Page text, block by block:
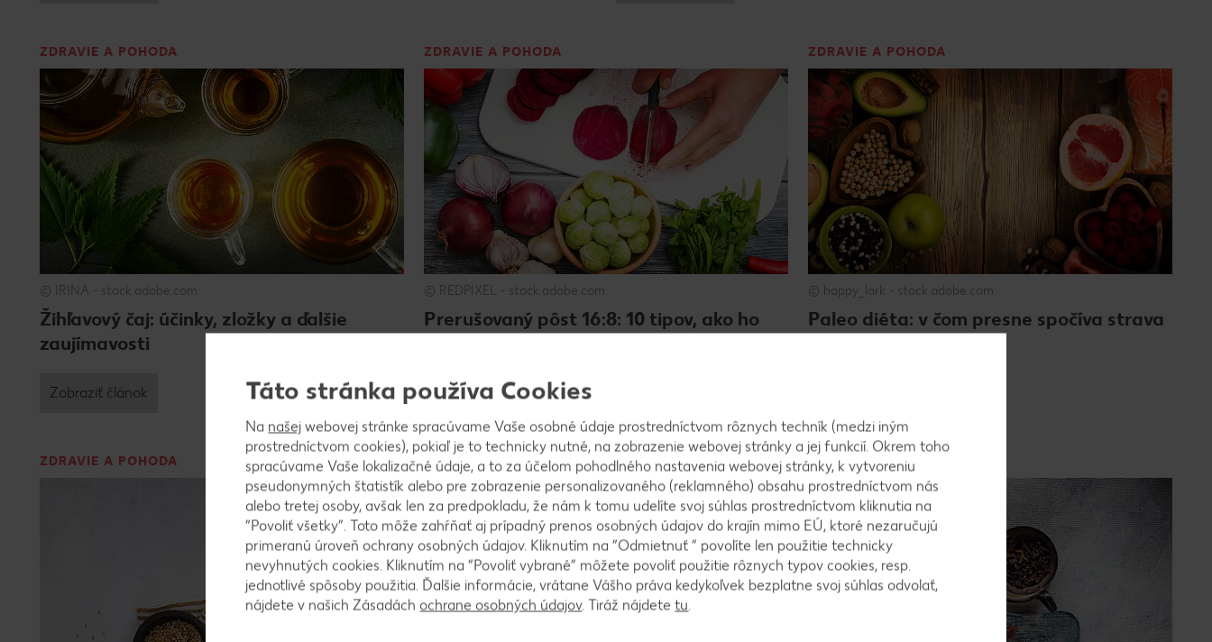
ZDRAVIE A POHODA
© IRINA - stock.adobe.com
Žihľavový čaj: účinky, zložky a ďalšie
zaujímavosti
Zobraziť článok
ZDRAVIE A POHODA
© REDPIXEL - stock.adobe.com
Prerušovaný pôst 16:8: 10 tipov, ako ho
Zobraziť článok
ZDRAVIE A POHODA
© happy_lark - stock.adobe.com
Paleo diéta: v čom presne spočíva strava
ZDRAVIE A POHODA ZDRAVIE A POHODA
Táto stránka používa Cookies
Na našej webovej stránke spracúvame Vaše osobné údaje prostredníctvom rôznych techník (medzi iným
prostredníctvom cookies), pokiaľ je to technicky nutné, na zobrazenie webovej stránky a jej funkcií. Okrem toho
spracúvame Vaše lokalizačné údaje, a to za účelom pohodlného nastavenia webovej stránky, k vytvoreniu
pseudonymných štatistík alebo pre zobrazenie personalizovaného (reklamného) obsahu prostredníctvom nás
alebo tretej osoby, avšak len za predpokladu, že nám k tomu udelíte svoj súhlas prostredníctvom kliknutia na
“Povoliť všetky”. Toto môže zahŕňať aj prípadný prenos osobných údajov do krajín mimo EÚ, ktoré nezaručujú
primeranú úroveň ochrany osobných údajov. Kliknutím na “Odmietnuť ” povolíte len použitie technicky
nevyhnutých cookies. Kliknutím na “Povoliť vybrané” môžete povoliť použitie rôznych typov cookies, resp.
jednotlivé spôsoby použitia. Ďalšie informácie, vrátane Vášho práva kedykoľvek bezplatne svoj súhlas odvolať,
nájdete v našich Zásadách ochrane osobných údajov. Tiráž nájdetetu.